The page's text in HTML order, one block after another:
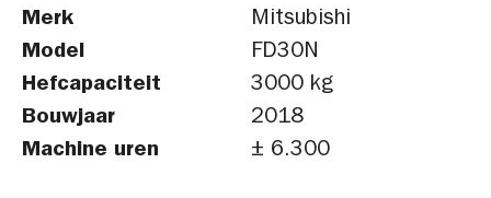
Merk
Mitsubishi
Model
FD30N
Hefcapaciteit
3000 kg
Bouwjaar
2018
Machine uren
± 6.300